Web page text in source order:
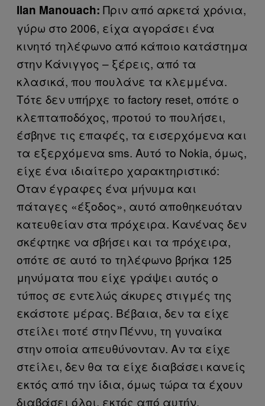
Ilan Manouach: Πριν από αρκετά χρόνια,
γύρω στο 2006, είχα αγοράσει ένα
κινητό τηλέφωνο από κάποιο κατάστημα
στην Κάνιγγος – ξέρεις, από τα
κλασικά, που πουλάνε τα κλεμμένα.
Τότε δεν υπήρχε το factory reset, οπότε ο
κλεπταποδόχος, προτού το πουλήσει,
έσβηνε τις επαφές, τα εισερχόμενα και
τα εξερχόμενα sms. Αυτό το Νokia, όμως,
είχε ένα ιδιαίτερο χαρακτηριστικό:
Όταν έγραφες ένα μήνυμα και
πάταγες «έξοδος», αυτό αποθηκευόταν
κατευθείαν στα πρόχειρα. Κανένας δεν
σκέφτηκε να σβήσει και τα πρόχειρα,
οπότε σε αυτό το τηλέφωνο βρήκα 125
μηνύματα που είχε γράψει αυτός ο
τύπος σε εντελώς άκυρες στιγμές της
εκάστοτε μέρας. Βέβαια, δεν τα είχε
στείλει ποτέ στην Πέννυ, τη γυναίκα
στην οποία απευθύνονταν. Αν τα είχε
στείλει, δεν θα τα είχε διαβάσει κανείς
εκτός από την ίδια, όμως τώρα τα έχουν
διαβάσει όλοι, εκτός από αυτήν.